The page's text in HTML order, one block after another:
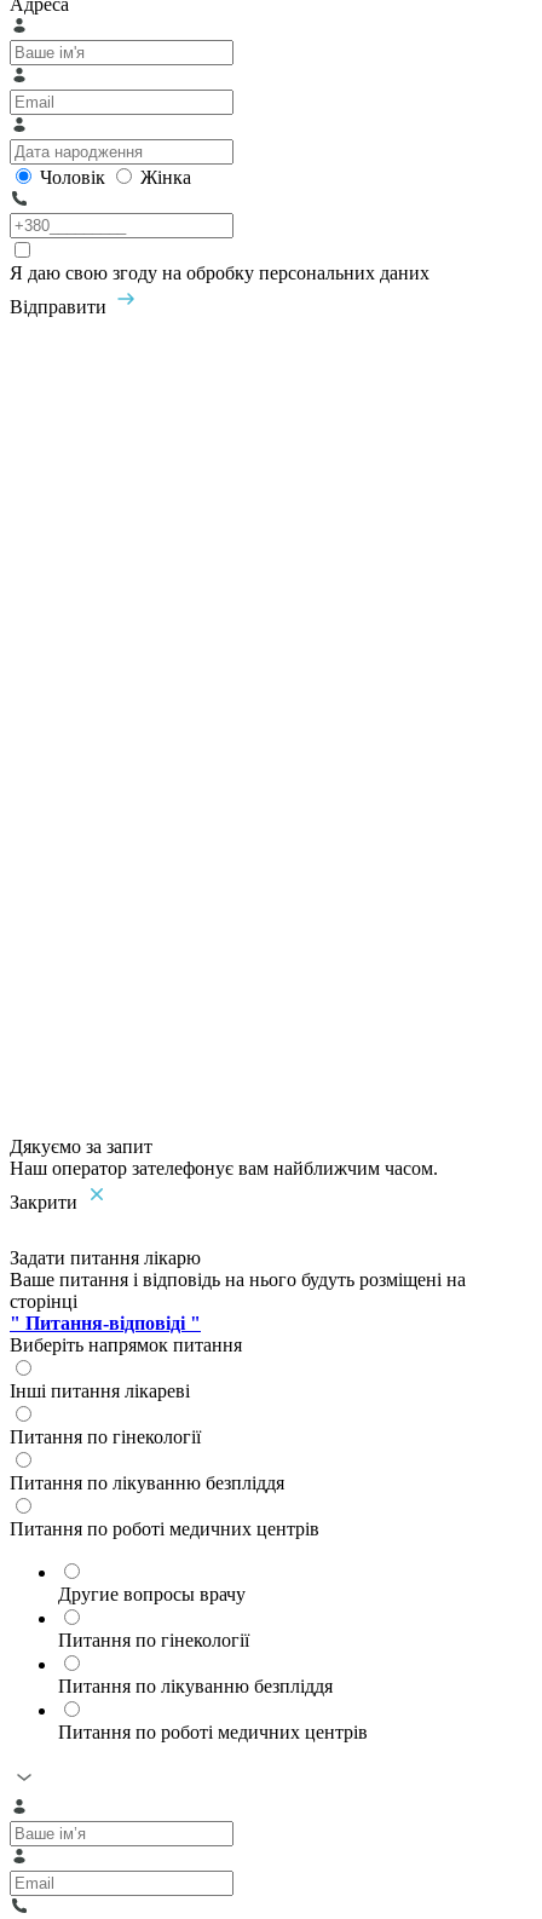
Адреса
Чоловік Жінка
Я даю свою згоду на обробку персональних даних
Відправити
Дякуємо за запит
Наш оператор зателефонує вам найближчим часом.
Закрити
Задати питання лікарю
Ваше питання і відповідь на нього будуть розміщені на
сторінці
" Питання-відповіді "
Виберіть напрямок питання
Інші питання лікареві
Питання по гінекології
Питання по лікуванню безпліддя
Питання по роботі медичних центрів
Другие вопросы врачу
Питання по гінекології
Питання по лікуванню безпліддя
Питання по роботі медичних центрів